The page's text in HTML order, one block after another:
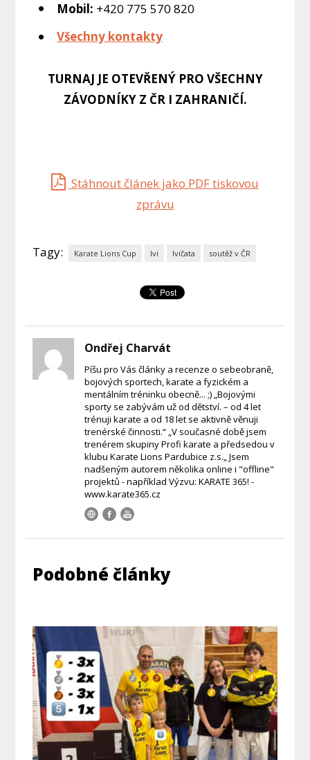
Mobil: +420 775 570 820
Všechny kontakty
TURNAJ JE OTEVŘENÝ PRO VŠECHNY
ZÁVODNÍKY Z ČR I ZAHRANIČÍ.
Stáhnout článek jako PDF tiskovou
zprávu
Tagy: Karate Lions Cup lvi lvíčata soutěž v ČR
Ondřej Charvát
Píšu pro Vás články a recenze o sebeobraně,
bojových sportech, karate a fyzickém a
mentálním tréninku obecně... ;) „Bojovými
sporty se zabývám už od dětství. – od 4 let
trénuji karate a od 18 let se aktivně věnuji
trenérské činnosti.“ „V současné době jsem
trenérem skupiny Profi karate a předsedou v
klubu Karate Lions Pardubice z.s.„ Jsem
nadšeným autorem několika online i "offline"
projektů - například Výzvu: KARATE 365! -
www.karate365.cz
Podobné články